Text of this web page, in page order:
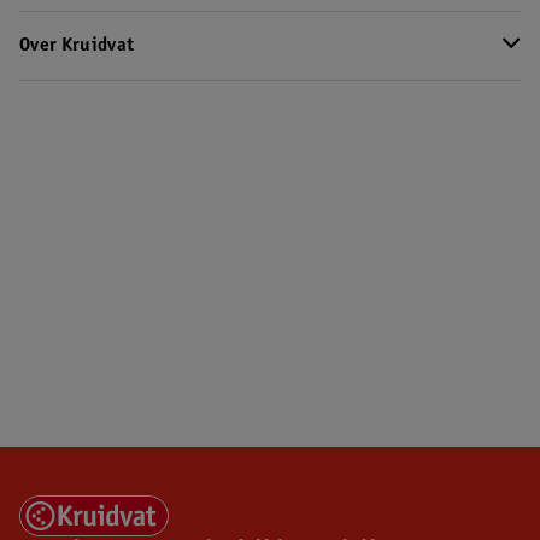
Over Kruidvat